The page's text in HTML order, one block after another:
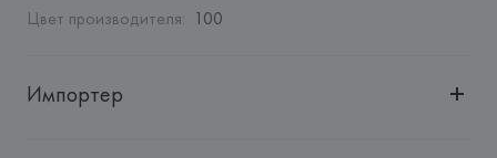
Цвет производителя: 100
Импортер